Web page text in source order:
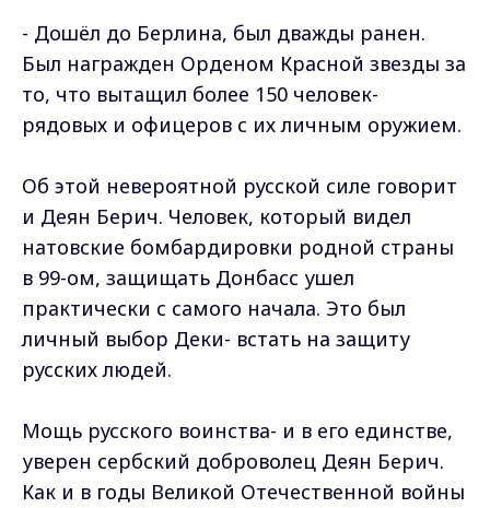
- Дошёл до Берлина, был дважды ранен.
Был награжден Орденом Красной звезды за
то, что вытащил более 150 человек-
рядовых и офицеров с их личным оружием.
Об этой невероятной русской силе говорит
и Деян Берич. Человек, который видел
натовские бомбардировки родной страны
в 99-ом, защищать Донбасс ушел
практически с самого начала. Это был
личный выбор Деки- встать на защиту
русских людей.
Мощь русского воинства- и в его единстве,
уверен сербский доброволец Деян Берич.
Как и в годы Великой Отечественной войны